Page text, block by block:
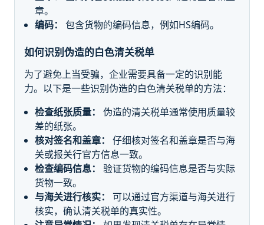
章。
编码：
包含货物的编码信息，例如HS编码。
如何识别伪造的白色清关税单
为了避免上当受骗，企业需要具备一定的识别能
力。以下是一些识别伪造的白色清关税单的方法：
检查纸张质量：
伪造的清关税单通常使用质量较
差的纸张。
核对签名和盖章：
仔细核对签名和盖章是否与海
关或报关行官方信息一致。
检查编码信息：
验证货物的编码信息是否与实际
货物一致。
与海关进行核实：
可以通过官方渠道与海关进行
核实，确认清关税单的真实性。